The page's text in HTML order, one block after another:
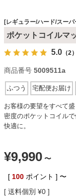
ダイニング
食器棚・キ
収納家具
[レギュラー/ハード/スー
ポケットコイルマ
5.0 （2）
商品番号 5009511a
宅配便お届け
ふつう
ゾーン分けあり 両面
お客様の要望をすべて
密度のポケットコイル
快適に。
¥9,990 〜
[ 100 ポイント ] 〜
送料個別 ¥0